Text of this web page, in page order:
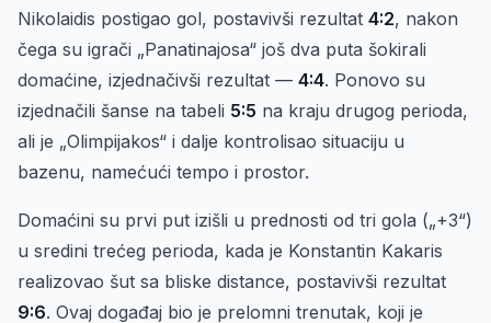
Nikolaidis postigao gol, postavivši rezultat 4:2, nakon
čega su igrači „Panatinajosa“ još dva puta šokirali
domaćine, izjednačivši rezultat — 4:4. Ponovo su
izjednačili šanse na tabeli 5:5 na kraju drugog perioda,
ali je „Olimpijakos“ i dalje kontrolisao situaciju u
bazenu, namećući tempo i prostor.
Domaćini su prvi put izišli u prednosti od tri gola („+3“)
u sredini trećeg perioda, kada je Konstantin Kakaris
realizovao šut sa bliske distance, postavivši rezultat
9:6. Ovaj događaj bio je prelomni trenutak, koji je